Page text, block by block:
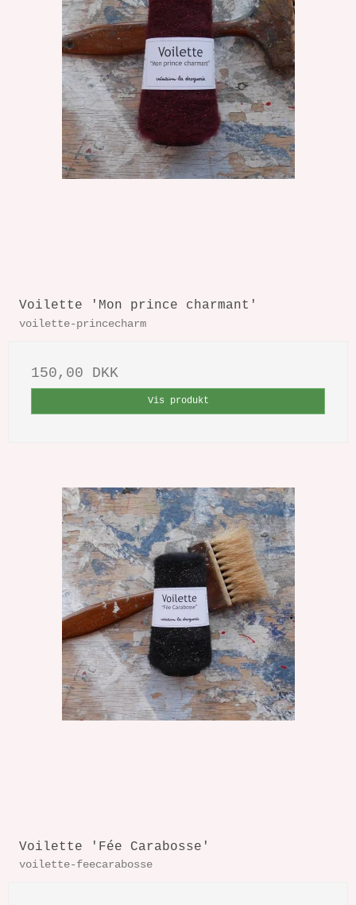
Voilette 'Mon prince charmant'
voilette-princecharm
150,00 DKK
Vis produkt
Voilette 'Fée Carabosse'
voilette-feecarabosse